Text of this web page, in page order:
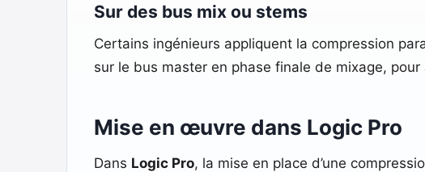
Sur des bus mix ou stems
Certains ingénieurs appliquent la compression
sur le bus master en phase finale de mixage,
Mise en œuvre dans Logic Pro
Dans Logic Pro, la mise en place d’une